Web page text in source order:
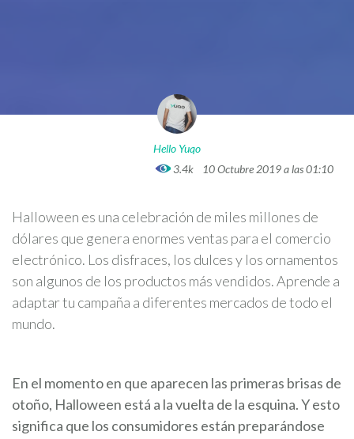
Hello Yuqo
3.4k
10 Octubre 2019 a las 01:10
Halloween es una celebración de miles millones de
dólares que genera enormes ventas para el comercio
electrónico. Los disfraces, los dulces y los ornamentos
son algunos de los productos más vendidos. Aprende a
adaptar tu campaña a diferentes mercados de todo el
mundo.
En el momento en que aparecen las primeras brisas de
otoño, Halloween está a la vuelta de la esquina. Y esto
significa que los consumidores están preparándose